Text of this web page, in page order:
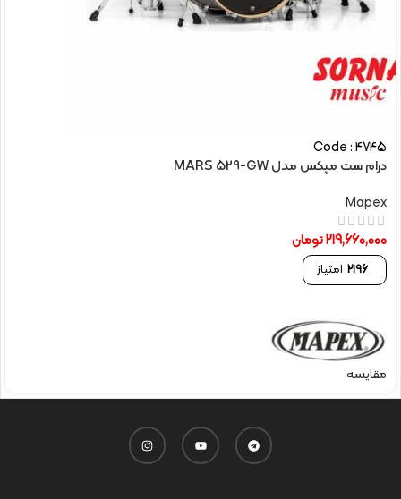
Code : 4745
درام ست مپکس مدل MARS 529-GW
Mapex
219,660,000تومان
2196 امتیاز
مقایسه